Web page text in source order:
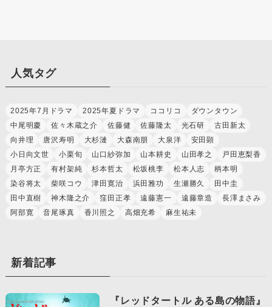
人気タグ
2025年7月ドラマ 2025年夏ドラマ ココリコ
ダウンタウン
中尾明慶
佐々木蔵之介 佐藤健 佐藤隆太 光石研
古田新太
向井理
唐沢寿明 大杉漣 大森南朋 大泉洋
安田顕
小日向文世
小栗旬 山口紗弥加 山本耕史 山田孝之
戸田恵梨香
月亭方正
有村架純 杉本哲太 松坂桃李 松本人志
柄本明
染谷将太
柴咲コウ 津田寛治 浜田雅功 生瀬勝久
田中圭
田中直樹
神木隆之介 窪田正孝 遠藤憲一 遠藤章造
長澤まさみ
阿部寛
音尾琢真 香川照之 高畑充希 麻生祐未
新着記事
『レッドタートル ある島の物語』